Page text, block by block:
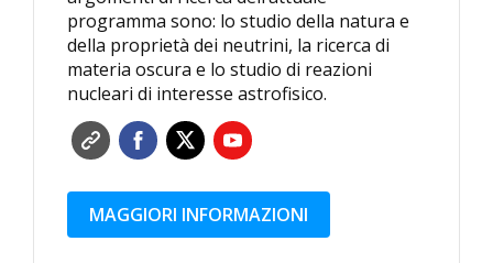
programma sono: lo studio della natura e
della proprietà dei neutrini, la ricerca di
materia oscura e lo studio di reazioni
nucleari di interesse astrofisico.
MAGGIORI INFORMAZIONI